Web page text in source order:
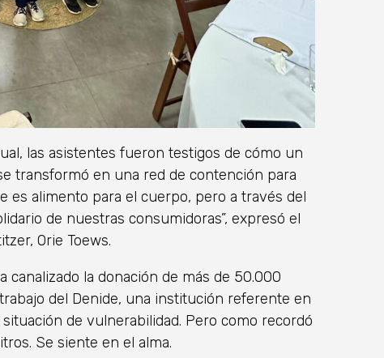
las asistentes fueron testigos de cómo un
transformó en una red de contención para
es alimento para el cuerpo, pero a través del
de nuestras consumidoras”, expresó el
Orie Toews.
canalizado la donación de más de 50.000
del Denide, una institución referente en
de vulnerabilidad. Pero como recordó
Se siente en el alma.